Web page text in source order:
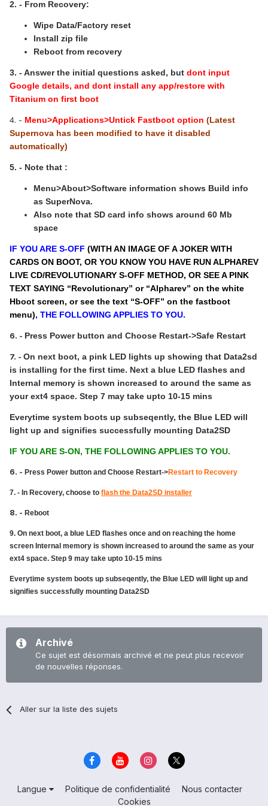
2. - From Recovery:
Wipe Data/Factory reset
Install zip file
Reboot from recovery
3. - Answer the initial questions asked, but dont input
Google details, and dont install any app/restore with
Titanium on first boot
4. - Menu>Applications>Untick Fastboot option (Latest
Supernova has been modified to have it disabled
automatically)
5. - Note that :
Menu>About>Software information shows Build info
as SuperNova.
Also note that SD card info shows around 60 Mb
space
IF YOU ARE S-OFF (WITH AN IMAGE OF A JOKER WITH
CARDS ON BOOT, OR YOU KNOW YOU HAVE RUN ALPHAREV
LIVE CD/REVOLUTIONARY S-OFF METHOD, OR SEE A PINK
TEXT SAYING “Revolutionary” or “Alpharev” on the white
Hboot screen, or see the text “S-OFF” on the fastboot
menu), THE FOLLOWING APPLIES TO YOU.
6. - Press Power button and Choose Restart->Safe Restart
7. - On next boot, a pink LED lights up showing that Data2sd
is installing for the first time. Next a blue LED flashes and
Internal memory is shown increased to around the same as
your ext4 space. Step 7 may take upto 10-15 mins
Everytime system boots up subseqently, the Blue LED will
light up and signifies successfully mounting Data2SD
IF YOU ARE S-ON, THE FOLLOWING APPLIES TO YOU.
6. - Press Power button and Choose Restart->Restart to Recovery
7. - In Recovery, choose to flash the Data2SD installer
8. - Reboot
9. On next boot, a blue LED flashes once and on reaching the home
screen Internal memory is shown increased to around the same as your
ext4 space. Step 9 may take upto 10-15 mins
Everytime system boots up subseqently, the Blue LED will light up and
signifies successfully mounting Data2SD
Archivé
Ce sujet est désormais archivé et ne peut plus recevoir
de nouvelles réponses.
Aller sur la liste des sujets
Langue Politique de confidentialité
Nous contacter
Cookies